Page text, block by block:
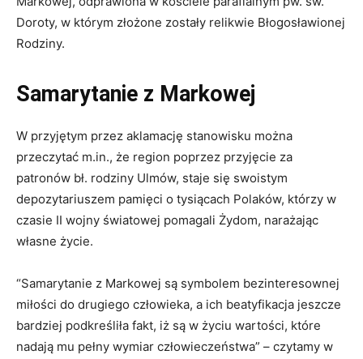
Doroty, w którym złożone zostały relikwie Błogosławionej
Rodziny.
Samarytanie z Markowej
W przyjętym przez aklamację stanowisku można
przeczytać m.in., że region poprzez przyjęcie za
patronów bł. rodziny Ulmów, staje się swoistym
depozytariuszem pamięci o tysiącach Polaków, którzy w
czasie II wojny światowej pomagali Żydom, narażając
własne życie.
“Samarytanie z Markowej są symbolem bezinteresownej
miłości do drugiego człowieka, a ich beatyfikacja jeszcze
bardziej podkreśliła fakt, iż są w życiu wartości, które
nadają mu pełny wymiar człowieczeństwa” – czytamy w